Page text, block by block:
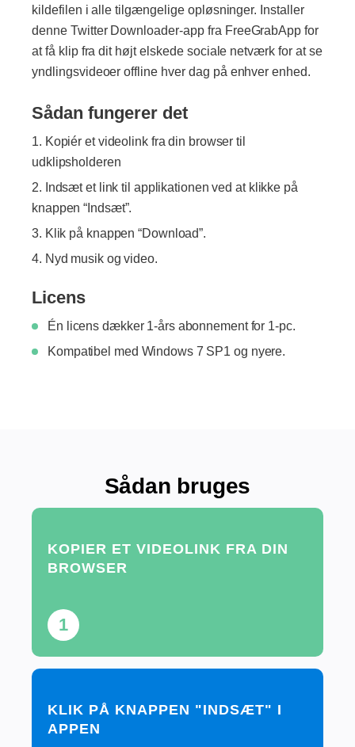
kildefilen i alle tilgængelige opløsninger. Installer
denne Twitter Downloader-app fra FreeGrabApp for
at få klip fra dit højt elskede sociale netværk for at se
yndlingsvideoer offline hver dag på enhver enhed.
Sådan fungerer det
Kopiér et videolink fra din browser til
udklipsholderen
Indsæt et link til applikationen ved at klikke på
knappen “Indsæt”.
Klik på knappen “Download”.
Nyd musik og video.
Licens
Én licens dækker 1-års abonnement for 1-pc.
Kompatibel med Windows 7 SP1 og nyere.
Sådan bruges
1
KOPIER ET VIDEOLINK FRA DIN
BROWSER
KLIK PÅ KNAPPEN "INDSÆT" I
APPEN